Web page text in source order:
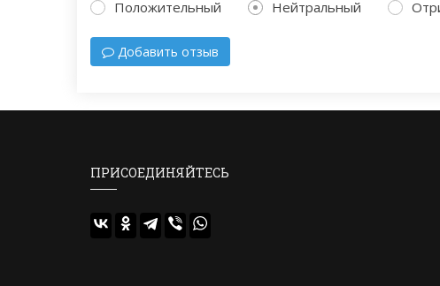
Положительный Нейтральный
Добавить отзыв
ПРИСОЕДИНЯЙТЕСЬ